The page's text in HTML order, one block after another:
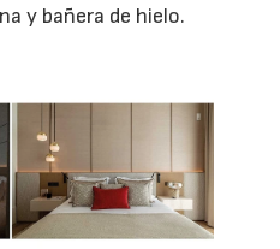
y bañera de hielo.